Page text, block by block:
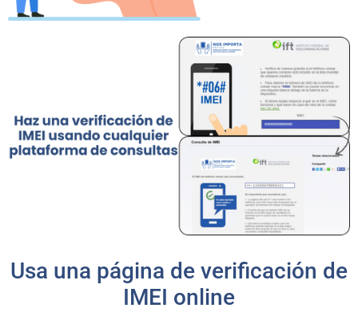
Usa una página de verificación de
IMEI online